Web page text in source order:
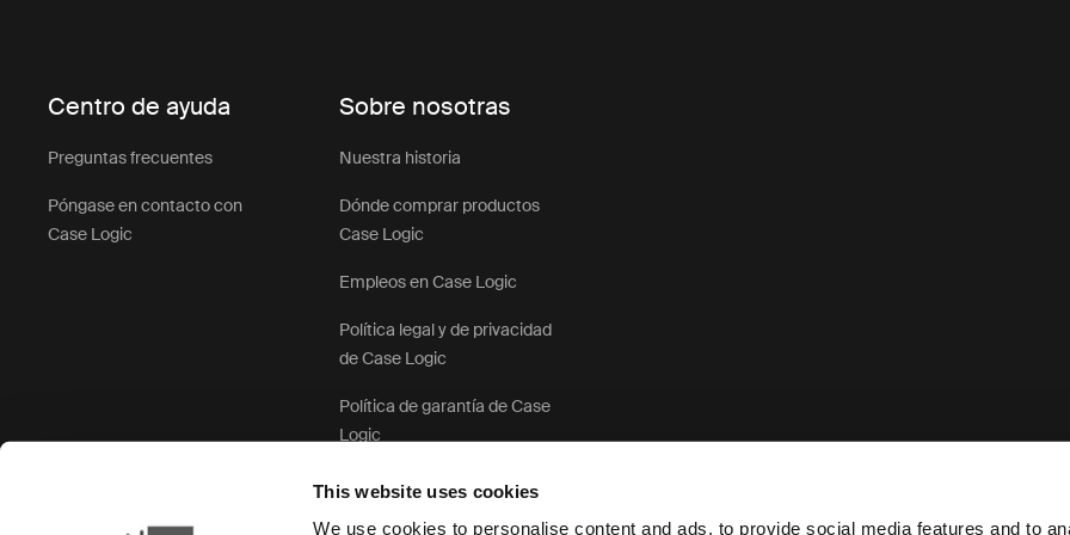
This website uses cookies
We use cookies to personalise content and ads, to provide social media features and to
Centro de ayuda
Preguntas frecuentes
Póngase en contacto con
Case Logic
Sobre nosotras
Nuestra historia
Dónde comprar productos
Case Logic
Empleos en Case Logic
Política legal y de privacidad
de Case Logic
Política de garantía de Case
Logic